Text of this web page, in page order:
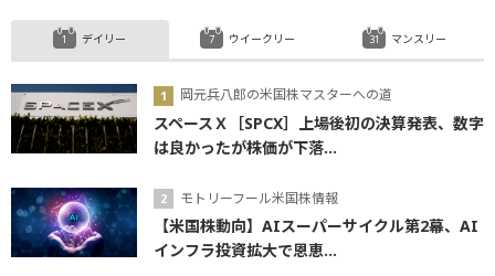
デイリー
岡元兵八郎の米国株マスターへの道
スペースＸ［SPCX］上場後初の決算発表、数字
は良かったが株価が下落...
モトリーフール米国株情報
【米国株動向】AIスーパーサイクル第2幕、AI
インフラ投資拡大で恩恵...
ウイークリー マンスリー